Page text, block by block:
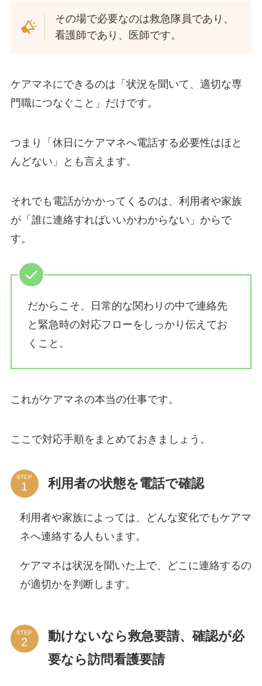
その場で必要なのは救急隊員であり、
看護師であり、医師です。
ケアマネにできるのは「状況を聞いて、適切な専
門職につなぐこと」だけです。
つまり「休日にケアマネへ電話する必要性はほと
んどない」とも言えます。
それでも電話がかかってくるのは、利用者や家族
が「誰に連絡すればいいかわからない」からで
す。
だからこそ、日常的な関わりの中で連絡先
と緊急時の対応フローをしっかり伝えてお
くこと。
これがケアマネの本当の仕事です。
ここで対応手順をまとめておきましょう。
STEP 利用者の状態を電話で確認
利用者や家族によっては、どんな変化でもケアマ
ネへ連絡する人もいます。
ケアマネは状況を聞いた上で、どこに連絡するの
が適切かを判断します。
STEP
動けないなら救急要請、確認が必
要なら訪問看護要請